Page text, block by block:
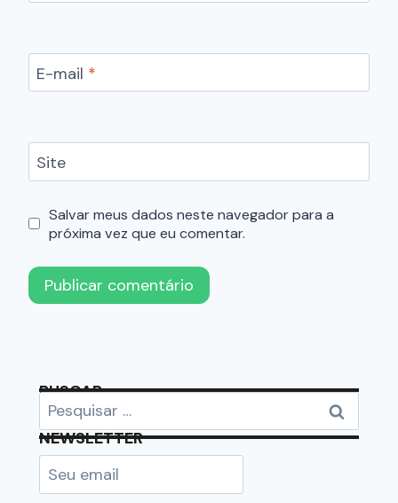
E-mail *
Site
Salvar meus dados neste navegador para a
próxima vez que eu comentar.
BUSCAR
NEWSLETTER